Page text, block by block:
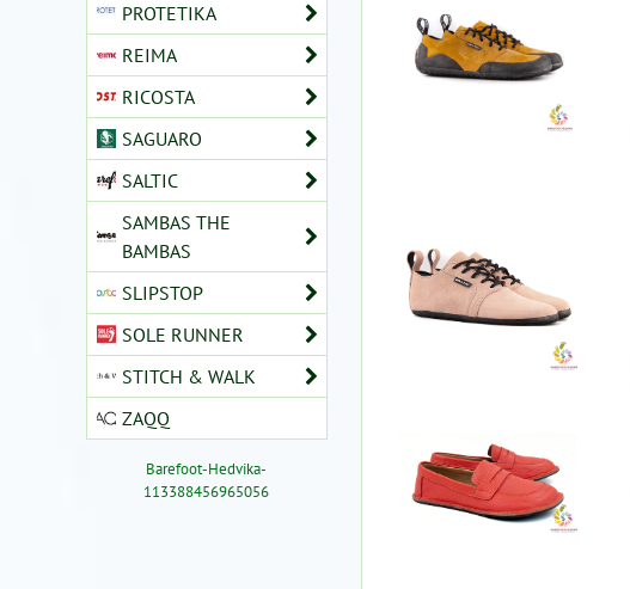
PROTETIKA
REIMA
RICOSTA
SAGUARO
SALTIC
SAMBAS THE
BAMBAS
SLIPSTOP
SOLE RUNNER
STITCH & WALK
ZAQQ
Barefoot-Hedvika-
113388456965056